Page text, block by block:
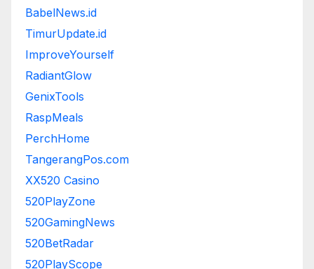
BabelNews.id
TimurUpdate.id
ImproveYourself
RadiantGlow
GenixTools
RaspMeals
PerchHome
TangerangPos.com
XX520 Casino
520PlayZone
520GamingNews
520BetRadar
520PlayScope